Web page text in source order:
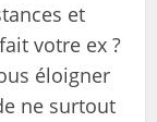
et
votre ex ?
éloigner
ne surtout